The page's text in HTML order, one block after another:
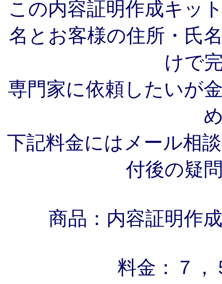
この内容証明作成キッ
名とお客様の住所・氏
けで
専門家に依頼したいが
下記料金にはメール相
付後の疑
商品：内容証明作
料金：７，